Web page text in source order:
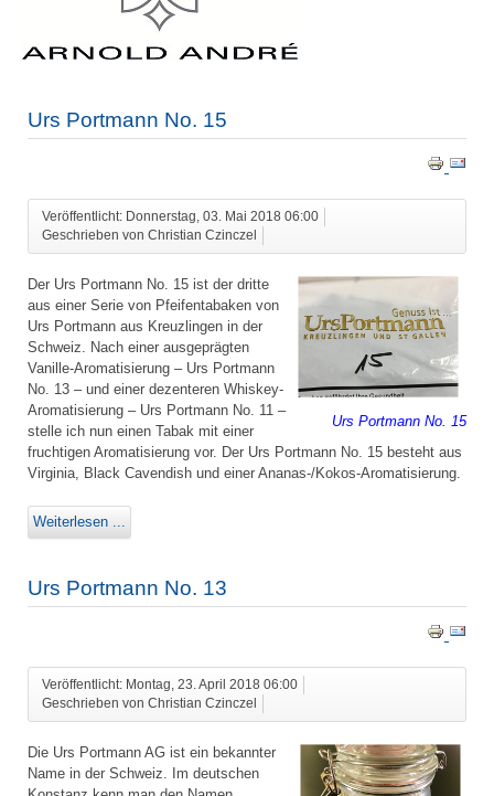
Urs Portmann No. 15
Veröffentlicht: Donnerstag, 03. Mai 2018 06:00
Geschrieben von Christian Czinczel
Urs Portmann No. 15
Der Urs Portmann No. 15 ist der dritte
aus einer Serie von Pfeifentabaken von
Urs Portmann aus Kreuzlingen in der
Schweiz. Nach einer ausgeprägten
Vanille-Aromatisierung – Urs Portmann
No. 13 – und einer dezenteren Whiskey-
Aromatisierung – Urs Portmann No. 11 –
stelle ich nun einen Tabak mit einer
fruchtigen Aromatisierung vor. Der Urs Portmann No. 15 besteht aus
Virginia, Black Cavendish und einer Ananas-/Kokos-Aromatisierung.
Weiterlesen ...
Urs Portmann No. 13
Veröffentlicht: Montag, 23. April 2018 06:00
Geschrieben von Christian Czinczel
Die Urs Portmann AG ist ein bekannter
Name in der Schweiz. Im deutschen